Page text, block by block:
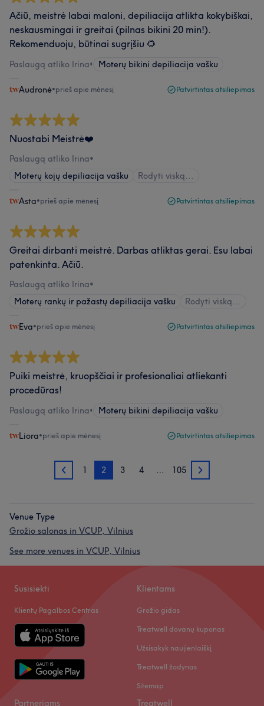
Ačiū, meistrė labai maloni, depiliacija atlikta kokybiškai,
neskausmingai ir greitai (pilnas bikini 20 min!).
Rekomenduoju, būtinai sugrįšiu 🌻
Paslaugą atliko Irina• Moterų bikini depiliacija vašku
Audronė•prieš apie mėnesį Patvirtintas atsiliepimas
Nuostabi Meistrė❤️
Paslaugą atliko Irina•
Moterų kojų depiliacija vašku
Rodyti viską...
Asta•prieš apie mėnesį Patvirtintas atsiliepimas
Greitai dirbanti meistrė. Darbas atliktas gerai. Esu labai
patenkinta. Ačiū.
Paslaugą atliko Irina•
Moterų rankų ir pažastų depiliacija vašku
Rodyti viską...
Eva•prieš apie mėnesį Patvirtintas atsiliepimas
Puiki meistrė, kruopščiai ir profesionaliai atliekanti
procedūras!
Paslaugą atliko Irina• Moterų bikini depiliacija vašku
Liora•prieš apie mėnesį Patvirtintas atsiliepimas
1 1 2 3 4 … 105 3
Venue Type
Grožio salonas in VCUP, Vilnius
See more venues in VCUP, Vilnius
Susisiekti
Klientų Pagalbos Centras
Klientams
Grožio gidas
Treatwell dovanų kuponas
Užsisakyk naujienlaiškį
Treatwell žodynas
Sitemap
Partneriams Treatwell